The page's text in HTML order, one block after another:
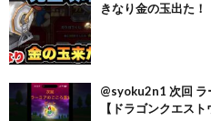
きなり金の玉出た！
@syoku2n1 次回 ラ
【ドラゴンクエス